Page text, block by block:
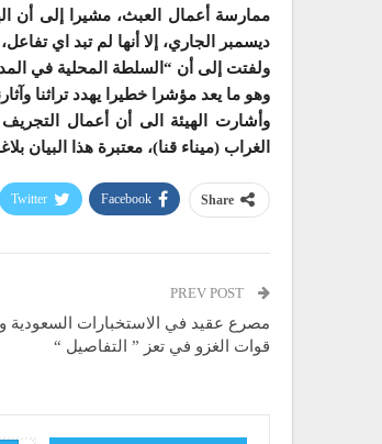
ديسمبر الجاري، إلا أنها لم تبد اي
ولفتت إلى أن “السلطة المحلية في
وهو ما يعد مؤشرا خطيرا يهدد تراثنا
وأشارت الهيئة الى أن أعمال
الغراب (ميناء قنا)، معتبرة هذا البيان
Share
Facebook
Twitter
قوات الغزو في تعز ” التفاصيل “